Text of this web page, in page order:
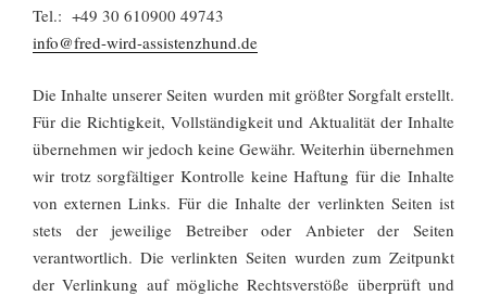
Tel.: +49 30 610900 49743
info@fred-wird-assistenzhund.de
Die Inhalte unserer Seiten wurden mit größter Sorgfalt erstellt.
Für die Richtigkeit, Vollständigkeit und Aktualität der Inhalte
übernehmen wir jedoch keine Gewähr. Weiterhin übernehmen
wir trotz sorgfältiger Kontrolle keine Haftung für die Inhalte
von externen Links. Für die Inhalte der verlinkten Seiten ist
stets der jeweilige Betreiber oder Anbieter der Seiten
verantwortlich. Die verlinkten Seiten wurden zum Zeitpunkt
der Verlinkung auf mögliche Rechtsverstöße überprüft und